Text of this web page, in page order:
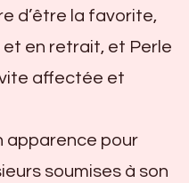
d’être la favorite,
en retrait, et Perle
affectée et
apparence pour
soumises à son